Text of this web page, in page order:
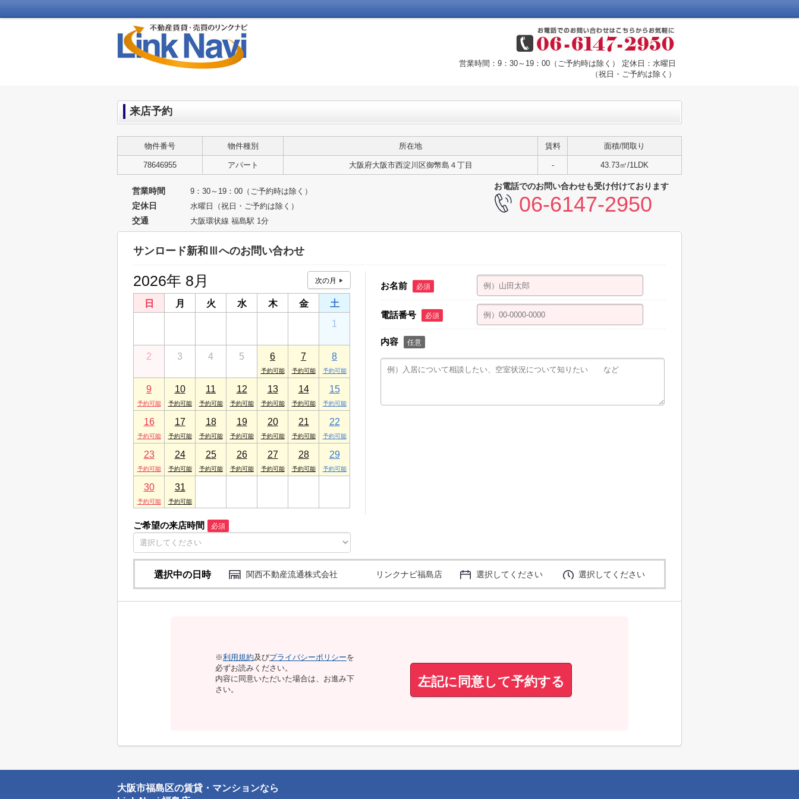
営業時間：9：30～19：00（ご予約時は除く） 定休日：水曜日
（祝日・ご予約は除く）
来店予約
物件番号 物件種別 所在地 賃料 面積/間取り
78646955 アパート 大阪府大阪市西淀川区御幣島４丁目 - 43.73㎡/1LDK
営業時間 9：30～19：00（ご予約時は除く）
定休日 水曜日（祝日・ご予約は除く）
交通 大阪環状線 福島駅 1分
お電話でのお問い合わせも受け付けております
06-6147-2950
サンロード新和Ⅲへのお問い合わせ
2026年 8月
日 月 火 水 木 金
土
1
2 3 4 5 6 7 8
9 10 11 12 13 14 15
16 17 18 19 20 21 22
23 24 25 26 27 28 29
30 31
ご希望の来店時間 必須
お名前 必須
電話番号 必須
内容 任意
選択中の日時 関西不動産流通株式会社 リンクナビ福島店 選択してください 選択してください
※利用規約及びプライバシーポリシーを
必ずお読みください。
内容に同意いただいた場合は、お進み下
さい。
左記に同意して予約する
大阪市福島区の賃貸・マンションなら